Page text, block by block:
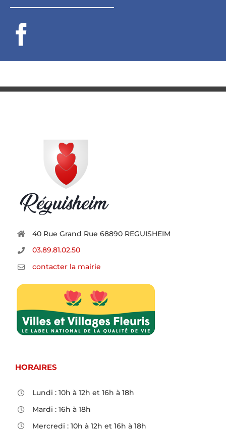
40 Rue Grand Rue 68890 REGUISHEIM
03.89.81.02.50
contacter la mairie
HORAIRES
Lundi : 10h à 12h et 16h à 18h
Mardi : 16h à 18h
Mercredi : 10h à 12h et 16h à 18h